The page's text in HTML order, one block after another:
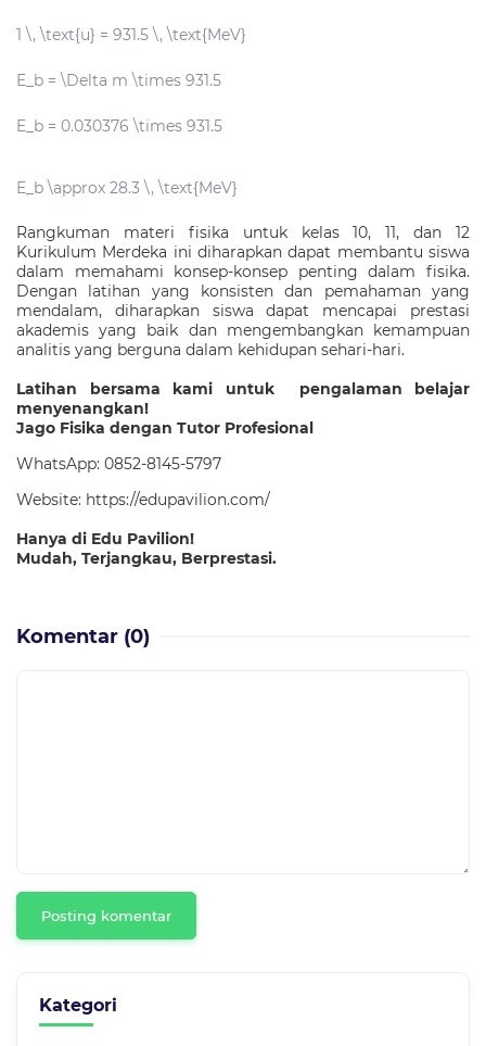
1 \, \text{u} = 931.5 \, \text{MeV}
E_b = \Delta m \times 931.5
E_b = 0.030376 \times 931.5
E_b \approx 28.3 \, \text{MeV}
Rangkuman materi fisika untuk kelas 10, 11, dan 12
Kurikulum Merdeka ini diharapkan dapat membantu siswa
dalam memahami konsep-konsep penting dalam fisika.
Dengan latihan yang konsisten dan pemahaman yang
mendalam, diharapkan siswa dapat mencapai prestasi
akademis yang baik dan mengembangkan kemampuan
analitis yang berguna dalam kehidupan sehari-hari.
Latihan bersama kami untuk pengalaman belajar
menyenangkan!
Jago Fisika dengan Tutor Profesional
WhatsApp: 0852-8145-5797
Website: https://edupavilion.com/
Hanya di Edu Pavilion!
Mudah, Terjangkau, Berprestasi.
Komentar (0)
Posting komentar
Kategori